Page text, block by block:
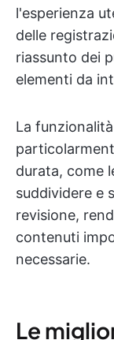
l'esperienza
delle
riassunto dei
elementi da
La
durata, come
suddividere e
revisione,
contenuti
necessarie.
Le